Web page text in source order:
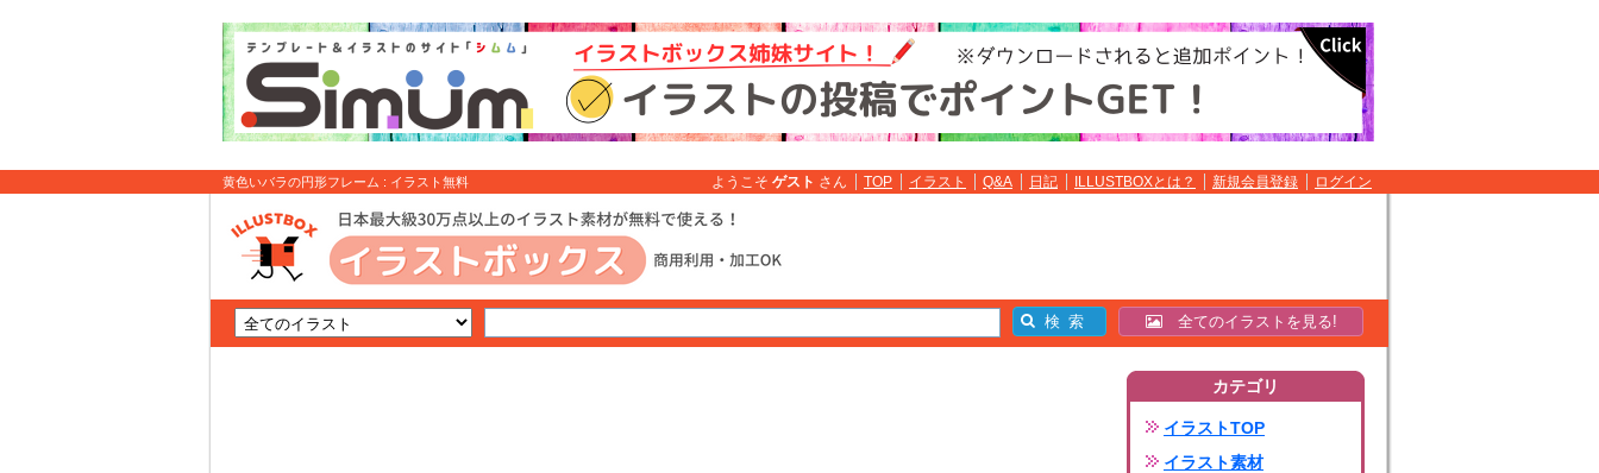
黄色いバラの円形フレーム : イラスト無料 ようこそ ゲスト さん TOP イラスト Q&A 日記 ILLUSTBOXとは？ 新規会員登録 ログイン
全てのイラストを見る!
カテゴリ
イラストTOP
イラスト素材